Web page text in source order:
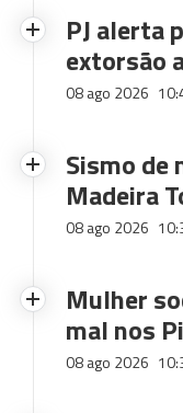
PJ alerta
extorsão
08 ago 2026
Sismo de
Madeira
08 ago 2026
Mulher
mal nos
08 ago 2026